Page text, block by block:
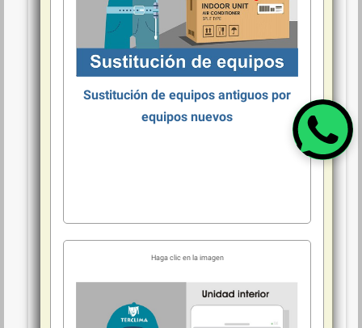
Sustitución de equipos antiguos por
equipos nuevos
recuperación del gas refrigerante, desconexión frigorifica y eléctrica,